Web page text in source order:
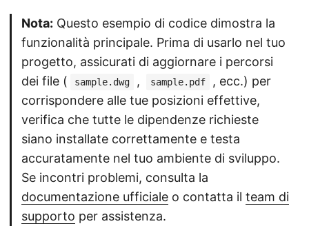
Nota: Questo esempio di codice dimostra la
funzionalità principale. Prima di usarlo nel tuo
progetto, assicurati di aggiornare i percorsi
dei file (
sample.dwg , sample.pdf
, ecc.) per
corrispondere alle tue posizioni effettive,
verifica che tutte le dipendenze richieste
siano installate correttamente e testa
accuratamente nel tuo ambiente di sviluppo.
Se incontri problemi, consulta la
documentazione ufficiale o contatta il team di
supporto per assistenza.